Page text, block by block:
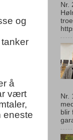
og
å
vært
eneste
Nr.
Nr.
blir